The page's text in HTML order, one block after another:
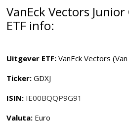
VanEck Vectors
ETF info:
Uitgever ETF: VanEck Vectors
Ticker: GDXJ
ISIN: IE00BQQP9G91
Valuta: Euro